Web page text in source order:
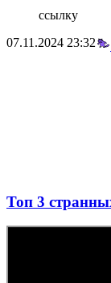
ссылку
07.11.2024 23:32
Топ 3